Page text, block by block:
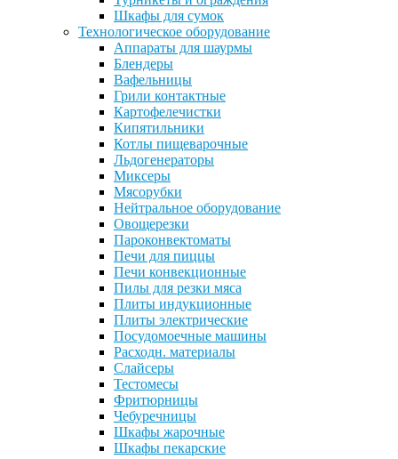
Шкафы для сумок
Технологическое оборудование
Аппараты для шаурмы
Блендеры
Вафельницы
Грили контактные
Картофелечистки
Кипятильники
Котлы пищеварочные
Льдогенераторы
Миксеры
Мясорубки
Нейтральное оборудование
Овощерезки
Пароконвектоматы
Печи для пиццы
Печи конвекционные
Пилы для резки мяса
Плиты индукционные
Плиты электрические
Посудомоечные машины
Расходн. материалы
Слайсеры
Тестомесы
Фритюрницы
Чебуречницы
Шкафы жарочные
Шкафы пекарские